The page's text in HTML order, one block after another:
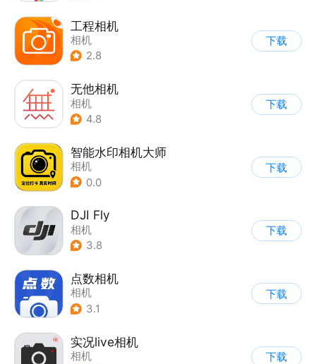
工程相机
相机
2.8
下载
无他相机
相机
4.8
下载
智能水印相机大师
相机
0.0
下载
DJI Fly
相机
3.8
下载
点数相机
相机
3.1
下载
实况live相机
相机
下载